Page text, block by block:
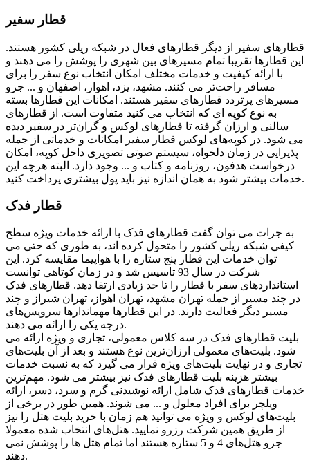
قطار سفیر
قطارهای سفیر از دیگر قطارهای فعال در شبکه ریلی کشور هستند.
این قطارها تقریبا تمام مسیرهای بین شهری را پوشش را می دهند و
با ارائه کیفیت و خدمات مختلف امکان انتخاب نوع سفر را برای
مسافر راحت‌‌تر می کنند. مشهد، یزد، اهواز، اصفهان و ... جزو
مسیرهای پرتردد قطارهای سفیر هستند. امکانات این قطارها بسته
به نوع کوپه ای که انتخاب می کنید متفاوت است. از قطارهای
سالنی و ارزان گرفته تا قطارهای لوکس و گران‌‌تر در سفیر دیده
می شود. در کوپه‌های لوکس قطار سفیر امکانات و خدماتی از جمله
پذیرایی در زمان دلخواه، سیستم صوتی تصویری داخل کوپه، امکان
درخواست هدفون، روزنامه و کتاب و ... وجود دارد. البته هرچه این
خدمات بیشتر شود به همان اندازه نیز باید پول بیشتری پرداخت کنید.
قطار فدک
به جرات می توان گفت قطارهای فدک با ارائه خدمات ویژه سطح
کیفی شبکه ریلی کشور را متحول کرده اند، به طوری که حتی می
توان خدمات این قطار پنج ستاره را با هواپیما مقایسه کرد. این
شرکت در سال 93 تاسیس شد و در زمان کوتاهی توانست
استانداردهای سفر با قطار را تا حد زیادی ارتقا دهد. قطارهای فدک
در چند مسیر از جمله تهران مشهد، تهران اهواز، تهران شیراز و چند
مسیر دیگر فعالیت دارند. در این قطارها مهماندارها سرویس‌های
درجه یکی را ارائه می دهند.
بلیت قطارهای فدک در سه کلاس معمولی، تجاری و ویژه ارائه می
شود. بلیت‌های معمولی ارزان‌ترین نوع هستند و بعد از آن بلیت‌های
تجاری و در نهایت بلیت‌های ویژه قرار می گیرد که به نسبت خدمات
بیشتر هزینه بلیت قطارهای فدک نیز بیشتر می شود. مهم‌‌ترین
خدمات قطارهای فدک شامل ارائه نوشیدنی گرم و سرد، دسر، ارائه
ویلچر برای افراد معلول و ... می شوند. همین طور در برخی از
بلیت‌های لوکس و ویژه می توانید هم زمان با خرید بلیت هتل را نیز
از طریق همین شرکت رزرو نمایید. هتل‌های انتخاب شده معمولا
جزو هتل‌های 4 و 5 ستاره هستند اما تمام هتل ها را پوشش نمی
دهند.